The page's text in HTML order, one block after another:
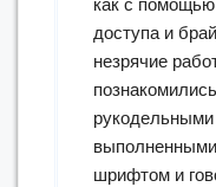
как с
доступа и
незрячие
рукодельными
шрифтом и